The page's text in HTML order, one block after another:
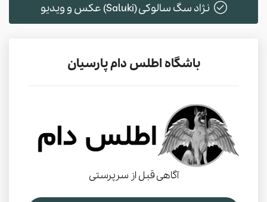
نژاد سگ سالوکی (Saluki) عکس و ویدیو
باشگاه اطلس دام پارسیان
آگاهی قبل از سرپرستی